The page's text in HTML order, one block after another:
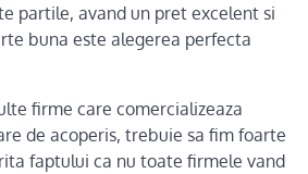
partile, avand un pret excelent si
buna este alegerea perfecta
firme care comercializeaza
de acoperis, trebuie sa fim foarte
faptului ca nu toate firmele vand